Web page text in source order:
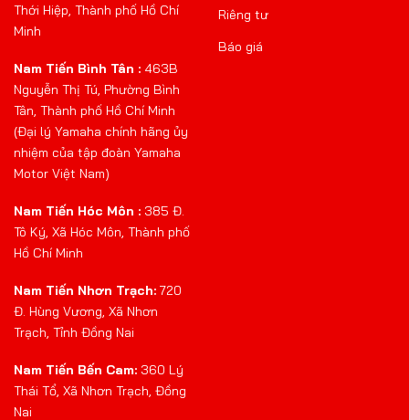
Thới Hiệp, Thành phố Hồ Chí
Minh
Nam Tiến Bình Tân : 463B
Nguyễn Thị Tú, Phường Bình
Tân, Thành phố Hồ Chí Minh
(Đại lý Yamaha chính hãng ủy
nhiệm của tập đoàn Yamaha
Motor Việt Nam)
Nam Tiến Hóc Môn : 385 Đ.
Tô Ký, Xã Hóc Môn, Thành phố
Hồ Chí Minh
Nam Tiến Nhơn Trạch: 720
Đ. Hùng Vương, Xã Nhơn
Trạch, Tỉnh Đồng Nai
Nam Tiến Bến Cam: 360 Lý
Thái Tổ, Xã Nhơn Trạch, Đồng
Nai
Riêng tư
Báo giá